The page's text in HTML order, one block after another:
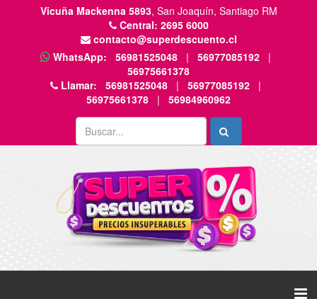
Vicuña Mackenna 5893, San Joaquín, Santiago RM
Central: 2695 6000
contacto@superdescuento.cl
WhatsApp:
56981525048 | 56977085192
|
56975661378
Llamar:
56981525048 | 56977085192
|
56975661378
| 56984960962